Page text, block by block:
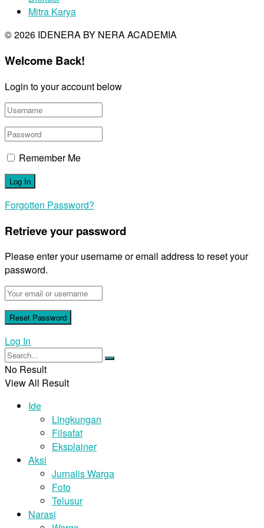
Mitra Karya
© 2026 IDENERA BY NERA ACADEMIA
Welcome Back!
Login to your account below
Remember Me
Forgotten Password?
Retrieve your password
Please enter your username or email address to reset your
password.
Log In
No Result
View All Result
Ide
Lingkungan
Filsafat
Eksplainer
Aksi
Jurnalis Warga
Foto
Telusur
Narasi